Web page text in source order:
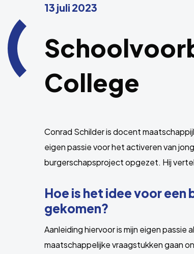
College
13 juli 2023
Conrad Schilder is docent
eigen passie voor het activeren van
burgerschapsproject opgezet. Hij
Hoe is het idee voor
gekomen?
Aanleiding hiervoor is mijn eigen
maatschappelijke vraagstukken gaan